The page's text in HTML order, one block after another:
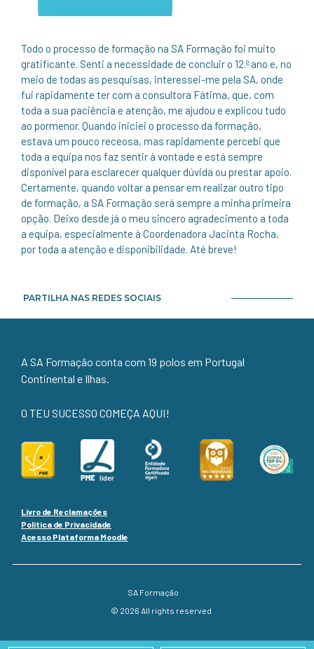
Todo o processo de formação na SA Formação foi muito
gratificante. Senti a necessidade de concluir o 12.º ano e, no
meio de todas as pesquisas, interessei-me pela SA, onde
fui rapidamente ter com a consultora Fátima, que, com
toda a sua paciência e atenção, me ajudou e explicou tudo
ao pormenor. Quando iniciei o processo da formação,
estava um pouco receosa, mas rapidamente percebi que
toda a equipa nos faz sentir à vontade e está sempre
disponível para esclarecer qualquer dúvida ou prestar apoio.
Certamente, quando voltar a pensar em realizar outro tipo
de formação, a SA Formação será sempre a minha primeira
opção. Deixo desde já o meu sincero agradecimento a toda
a equipa, especialmente à Coordenadora Jacinta Rocha,
por toda a atenção e disponibilidade. Até breve!
PARTILHA NAS REDES SOCIAIS
A SA Formação conta com 19 polos em Portugal
Continental e Ilhas.
O TEU SUCESSO COMEÇA AQUI!
Livro de Reclamações
Política de Privacidade
Acesso Plataforma Moodle
SA Formação
© 2026 All rights reserved